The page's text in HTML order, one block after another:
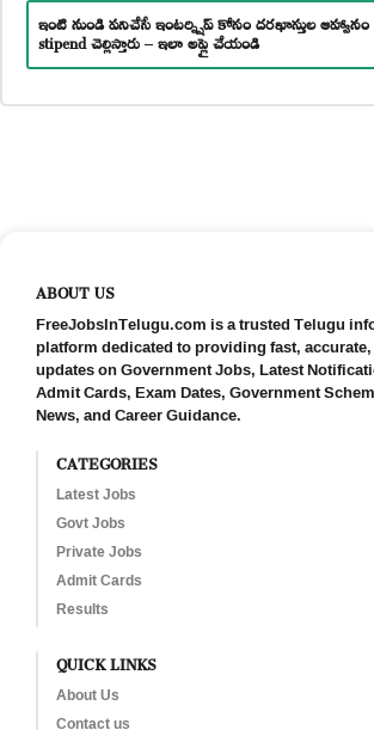
ఇంటి నుండి పనిచేసే ఇంటర్న్షిప్ కోసం దరఖాస్తుల
stipend చెల్లిస్తారు – ఇలా అప్లై చేయండి
ABOUT US
FreeJobsInTelugu.com is a trusted Telugu
platform dedicated to providing fast,
updates on Government Jobs, Latest
Admit Cards, Exam Dates, Government
News, and Career Guidance.
CATEGORIES
Latest Jobs
Govt Jobs
Private Jobs
Admit Cards
Results
QUICK LINKS
About Us
Contact us